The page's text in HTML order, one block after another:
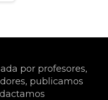
por profesores,
publicamos